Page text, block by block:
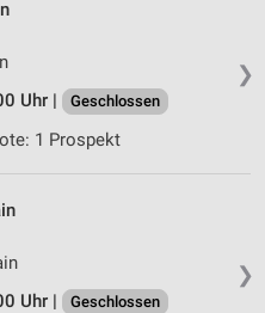
❯
Uhr |
Geschlossen
1 Prospekt
❯
Uhr |
Geschlossen